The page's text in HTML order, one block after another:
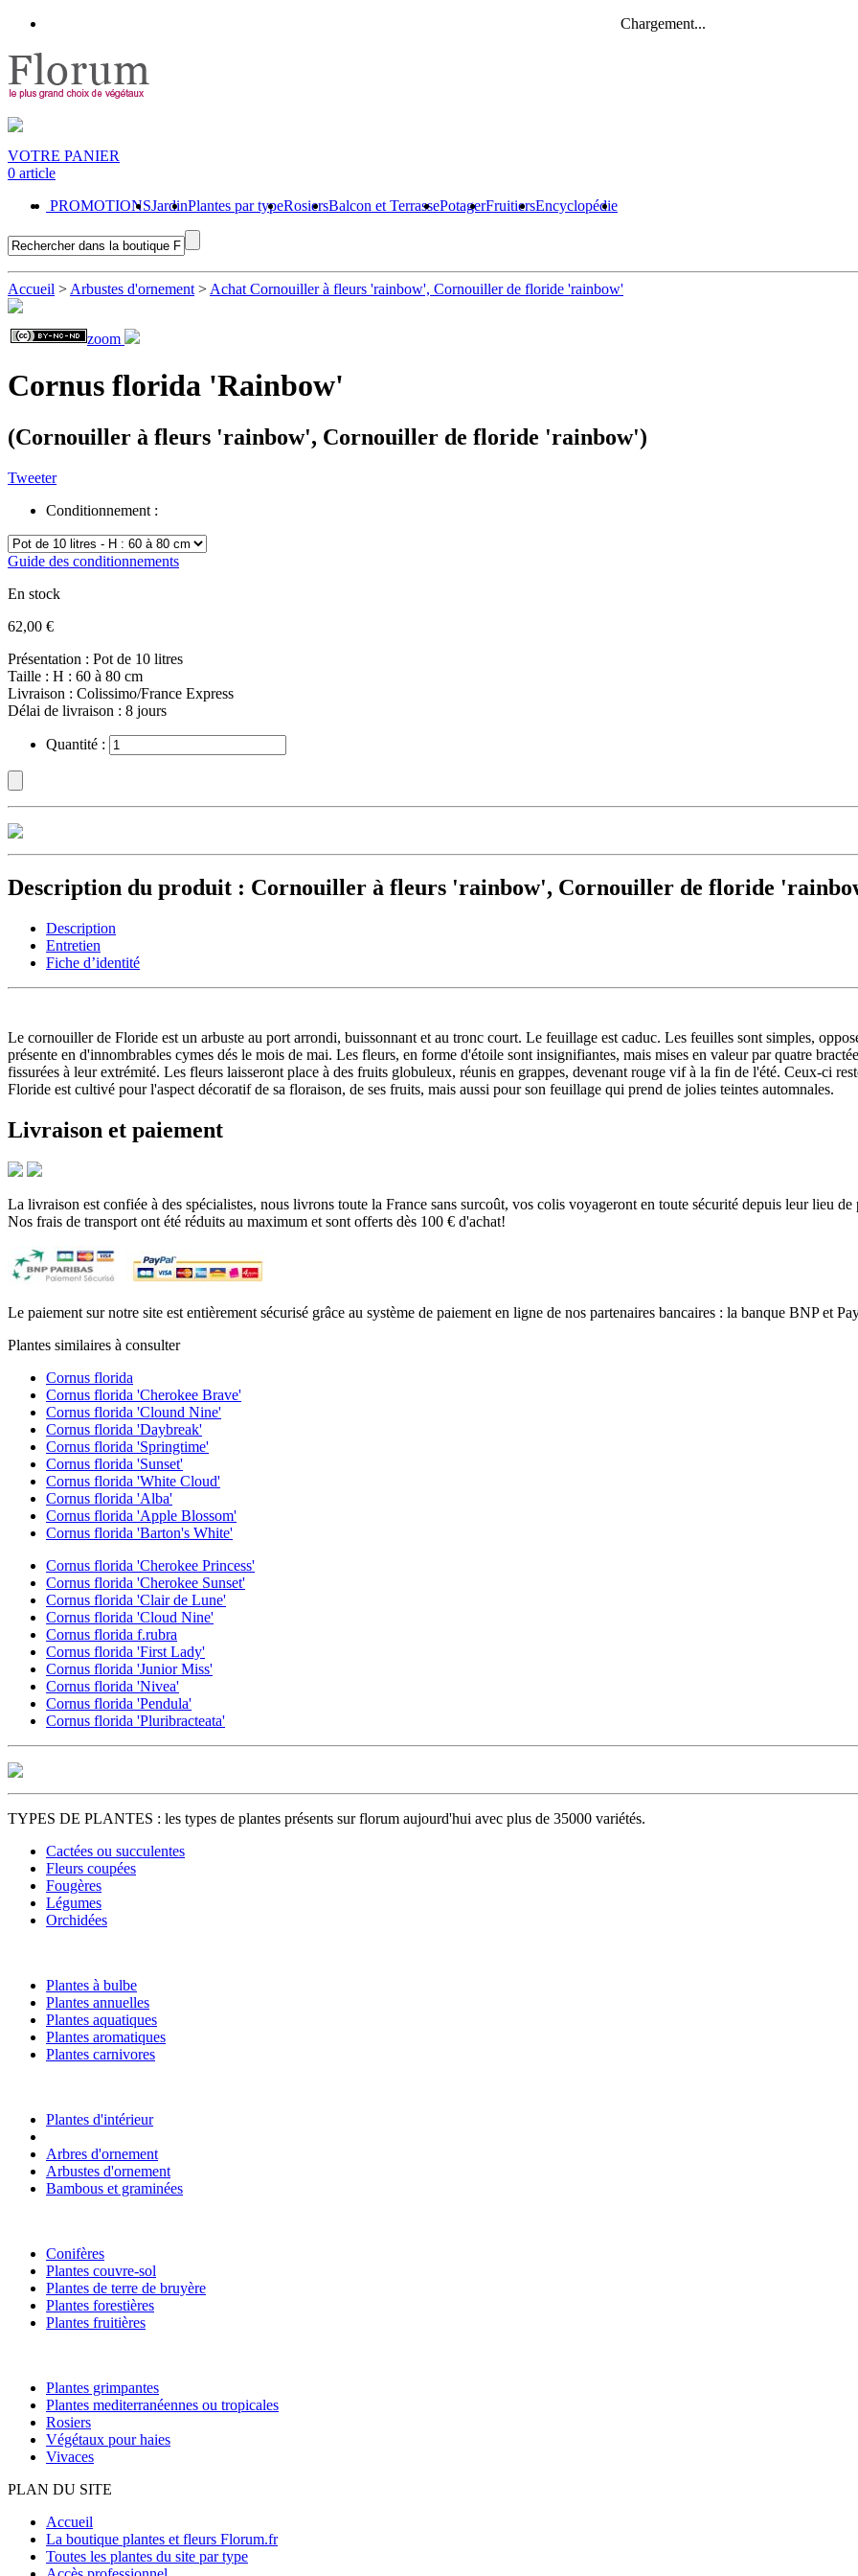
Chargement...
VOTRE PANIER
0 article
PROMOTIONSJardinPlantes par typeRosiersBalcon et TerrassePotagerFruitiersEncyclopédie
Accueil > Arbustes d'ornement > Achat Cornouiller à fleurs 'rainbow', Cornouiller de floride 'rainbow'
zoom
Cornus florida 'Rainbow'
(Cornouiller à fleurs 'rainbow', Cornouiller de floride 'rainbow')
Tweeter
Conditionnement :
Guide des conditionnements
En stock
62,00 €
Présentation : Pot de 10 litres
Taille : H : 60 à 80 cm
Livraison : Colissimo/France Express
Délai de livraison : 8 jours
Quantité :
Description du produit : Cornouiller à fleurs 'rainbow', Cornouiller de floride
Description
Entretien
Fiche d’identité
Le cornouiller de Floride est un arbuste au port arrondi, buissonnant et au tronc court. Le feuillage est caduc. Les feuilles sont simples,
présente en d'innombrables cymes dés le mois de mai. Les fleurs, en forme d'étoile sont insignifiantes, mais mises en valeur par quatre
fissurées à leur extrémité. Les fleurs laisseront place à des fruits globuleux, réunis en grappes, devenant rouge vif à la fin de l'été. Ceux-ci
Floride est cultivé pour l'aspect décoratif de sa floraison, de ses fruits, mais aussi pour son feuillage qui prend de jolies teintes automnales.
Livraison et paiement
La livraison est confiée à des spécialistes, nous livrons toute la France sans surcoût, vos colis voyageront en toute sécurité depuis leur lieu
Nos frais de transport ont été réduits au maximum et sont offerts dès 100 € d'achat!
Le paiement sur notre site est entièrement sécurisé grâce au système de paiement en ligne de nos partenaires bancaires : la banque BNP et
Plantes similaires à consulter
Cornus florida
Cornus florida 'Cherokee Brave'
Cornus florida 'Clound Nine'
Cornus florida 'Daybreak'
Cornus florida 'Springtime'
Cornus florida 'Sunset'
Cornus florida 'White Cloud'
Cornus florida 'Alba'
Cornus florida 'Apple Blossom'
Cornus florida 'Barton's White'
Cornus florida 'Cherokee Princess'
Cornus florida 'Cherokee Sunset'
Cornus florida 'Clair de Lune'
Cornus florida 'Cloud Nine'
Cornus florida f.rubra
Cornus florida 'First Lady'
Cornus florida 'Junior Miss'
Cornus florida 'Nivea'
Cornus florida 'Pendula'
Cornus florida 'Pluribracteata'
TYPES DE PLANTES : les types de plantes présents sur florum aujourd'hui avec plus de 35000 variétés.
Cactées ou succulentes
Fleurs coupées
Fougères
Légumes
Orchidées
Plantes à bulbe
Plantes annuelles
Plantes aquatiques
Plantes aromatiques
Plantes carnivores
Plantes d'intérieur
Arbres d'ornement
Arbustes d'ornement
Bambous et graminées
Conifères
Plantes couvre-sol
Plantes de terre de bruyère
Plantes forestières
Plantes fruitières
Plantes grimpantes
Plantes mediterranéennes ou tropicales
Rosiers
Végétaux pour haies
Vivaces
PLAN DU SITE
Accueil
La boutique plantes et fleurs Florum.fr
Toutes les plantes du site par type